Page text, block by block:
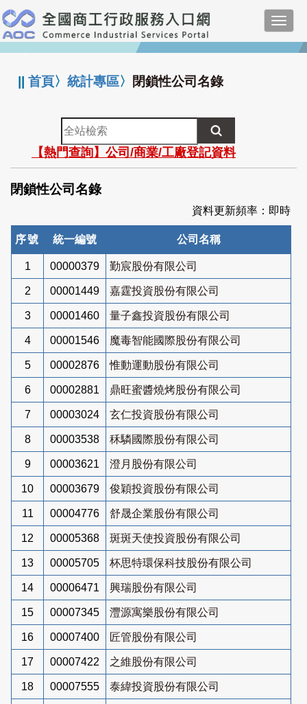
跳
到
主
要
:::
||首頁〉統計專區〉 閉鎖性公司名錄
全
站
檢
索
【熱門查詢】公司/商業/工廠登記資料
閉鎖性公司名錄
資料更新頻率：即時
序號 統一編號 公司名稱
1 00000379 勤宸股份有限公司
2 00001449 嘉霆投資股份有限公司
3 00001460 量子鑫投資股份有限公司
4 00001546 魔毒智能國際股份有限公司
5 00002876 惟動運動股份有限公司
6 00002881 鼎旺蜜醬燒烤股份有限公司
7 00003024 玄仁投資股份有限公司
8 00003538 秝驎國際股份有限公司
9 00003621 澄月股份有限公司
10 00003679 俊穎投資股份有限公司
11 00004776 舒晟企業股份有限公司
12 00005368 斑斑天使投資股份有限公司
13 00005705 杯思特環保科技股份有限公司
14 00006471 興瑞股份有限公司
15 00007345 灃源寓樂股份有限公司
16 00007400 匠管股份有限公司
17 00007422 之維股份有限公司
18 00007555 泰緯投資股份有限公司